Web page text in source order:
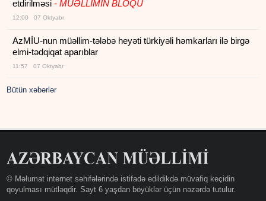
etdirilməsi- MÜƏLLİMİN BLOQU
12:00 07 Oktyabr
AzMİU-nun müəllim-tələbə heyəti türkiyəli həmkarları ilə birgə
elmi-tədqiqat aparıblar
11:57 07 Oktyabr
Bütün xəbərlər
© Məlumat internet səhifələrində istifadə edildikdə müvafiq keçidin
qoyulması mütləqdir. Sayt 6 yaşdan böyüklər üçün nəzərdə tutulur.